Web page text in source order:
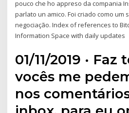
pouco che ho appreso da compania
parlato un amico. Foi criado como um
negociação. Index of references to
Information Space with daily updates
01/11/2019 ·
vocês me
nos